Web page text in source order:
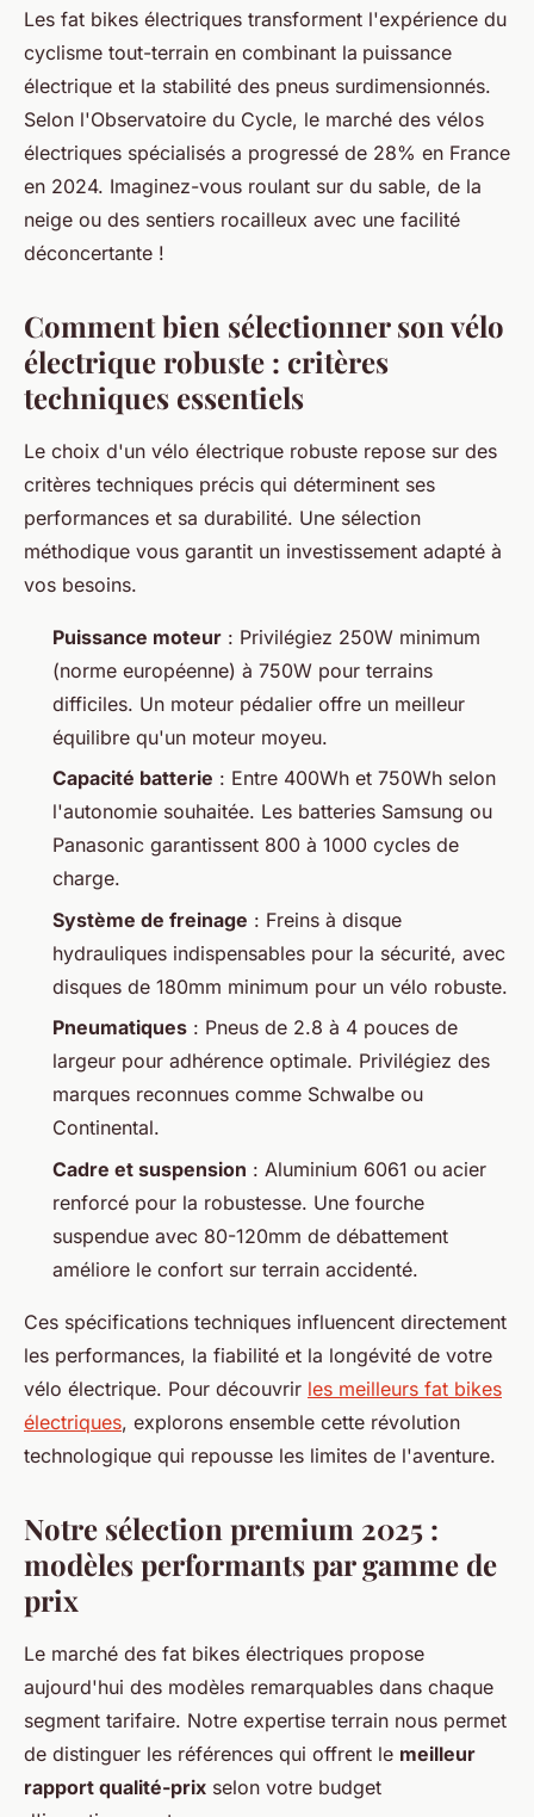
Top 10 des fatbikes électriques
pour vos aventures 2025
Hugues•02/06/2026 13:27•7 min de lecture
Les fat bikes électriques transforment l'expérience du
cyclisme tout-terrain en combinant la puissance
électrique et la stabilité des pneus surdimensionnés.
Selon l'Observatoire du Cycle, le marché des vélos
électriques spécialisés a progressé de 28% en France
en 2024. Imaginez-vous roulant sur du sable, de la
neige ou des sentiers rocailleux avec une facilité
déconcertante !
Comment bien sélectionner son vélo
électrique robuste : critères
techniques essentiels
Le choix d'un vélo électrique robuste repose sur des
critères techniques précis qui déterminent ses
performances et sa durabilité. Une sélection
méthodique vous garantit un investissement adapté à
vos besoins.
Puissance moteur : Privilégiez 250W minimum
(norme européenne) à 750W pour terrains
difficiles. Un moteur pédalier offre un meilleur
équilibre qu'un moteur moyeu.
Capacité batterie : Entre 400Wh et 750Wh selon
l'autonomie souhaitée. Les batteries Samsung ou
Panasonic garantissent 800 à 1000 cycles de
charge.
Système de freinage : Freins à disque
hydrauliques indispensables pour la sécurité, avec
disques de 180mm minimum pour un vélo robuste.
Pneumatiques : Pneus de 2.8 à 4 pouces de
largeur pour adhérence optimale. Privilégiez des
marques reconnues comme Schwalbe ou
Continental.
Cadre et suspension : Aluminium 6061 ou acier
renforcé pour la robustesse. Une fourche
suspendue avec 80-120mm de débattement
améliore le confort sur terrain accidenté.
Ces spécifications techniques influencent directement
les performances, la fiabilité et la longévité de votre
vélo électrique. Pour découvrir les meilleurs fat bikes
électriques, explorons ensemble cette révolution
technologique qui repousse les limites de l'aventure.
Notre sélection premium 2025 :
modèles performants par gamme de
prix
Le marché des fat bikes électriques propose
aujourd'hui des modèles remarquables dans chaque
segment tarifaire. Notre expertise terrain nous permet
de distinguer les références qui offrent le meilleur
rapport qualité-prix selon votre budget